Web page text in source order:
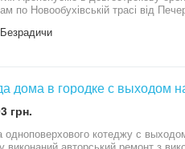
по Новообухівській трасі від
Планування основному будинку
Аренда дома в
грн.
У